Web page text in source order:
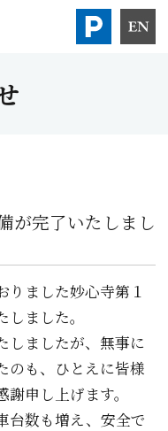
が完了いたしまし
りました妙心寺第１
ました。
しましたが、無事に
のも、ひとえに皆様
申し上げます。
台数も増え、安全で